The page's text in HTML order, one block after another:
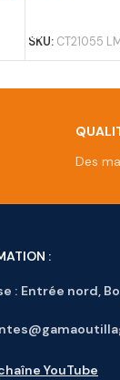
SKU: CT21055
Des
:
: Entrée nord,
YouTube